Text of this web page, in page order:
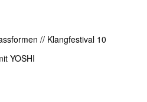
// Klangfestival 10
YOSHI